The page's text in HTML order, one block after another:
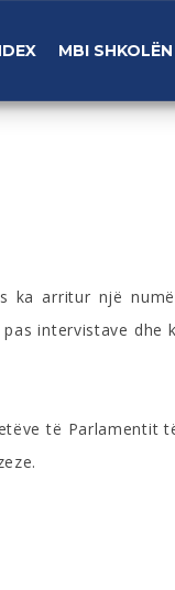
MBI SHKOLËN
ka arritur një
intervistave
të